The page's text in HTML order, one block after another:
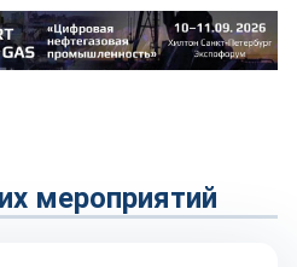
мероприятий